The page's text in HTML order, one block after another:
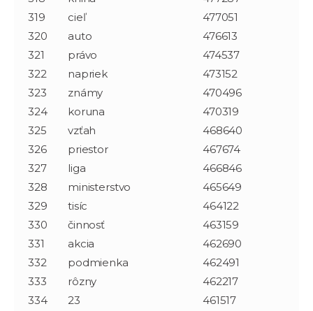
319
cieľ
477051
320
auto
476613
321
právo
474537
322
napriek
473152
323
známy
470496
324
koruna
470319
325
vzťah
468640
326
priestor
467674
327
liga
466846
328
ministerstvo
465649
329
tisíc
464122
330
činnosť
463159
331
akcia
462690
332
podmienka
462491
333
rôzny
462217
334
23
461517